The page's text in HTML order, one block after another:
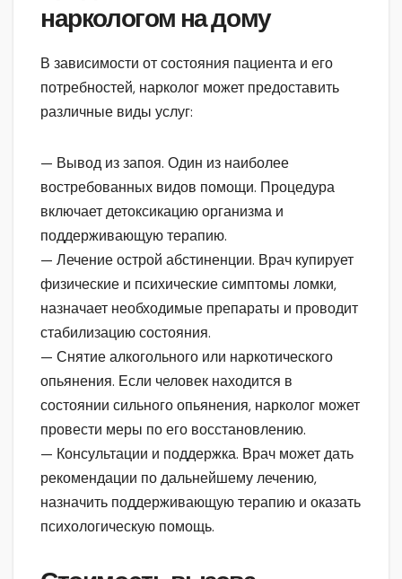
наркологом на дому
В зависимости от состояния пациента и его
потребностей, нарколог может предоставить
различные виды услуг:
— Вывод из запоя. Один из наиболее
востребованных видов помощи. Процедура
включает детоксикацию организма и
поддерживающую терапию.
— Лечение острой абстиненции. Врач купирует
физические и психические симптомы ломки,
назначает необходимые препараты и проводит
стабилизацию состояния.
— Снятие алкогольного или наркотического
опьянения. Если человек находится в
состоянии сильного опьянения, нарколог может
провести меры по его восстановлению.
— Консультации и поддержка. Врач может дать
рекомендации по дальнейшему лечению,
назначить поддерживающую терапию и оказать
психологическую помощь.